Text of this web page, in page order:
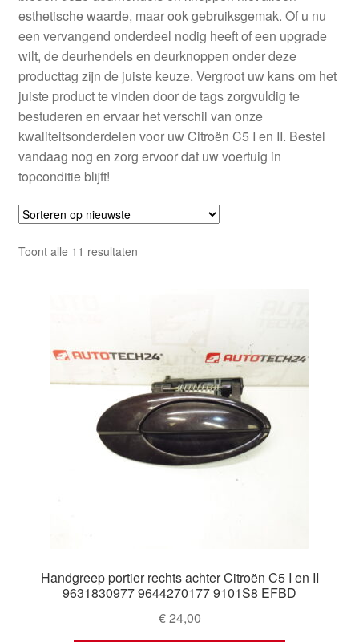
Winkelwagen
esthetische waarde, maar ook gebruiksgemak. Of u nu
een vervangend onderdeel nodig heeft of een upgrade
wilt, de deurhendels en deurknoppen onder deze
producttag zijn de juiste keuze. Vergroot uw kans om het
juiste product te vinden door de tags zorgvuldig te
bestuderen en ervaar het verschil van onze
kwaliteitsonderdelen voor uw Citroën C5 I en II. Bestel
vandaag nog en zorg ervoor dat uw voertuig in
topconditie blijft!
Toont alle 11 resultatenGesorteerd
Handgreep portier rechts achter Citroën C5 I en II
9631830977 9644270177 9101S8 EFBD
€24,00